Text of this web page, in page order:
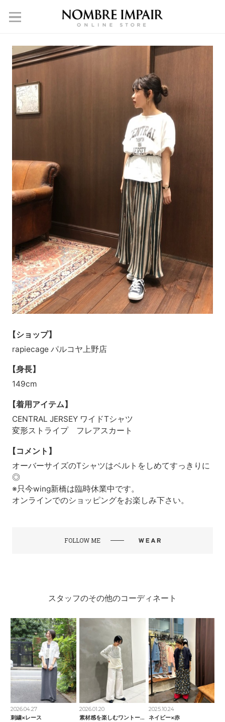
【ショップ】
rapiecage パルコヤ上野店
【身長】
149cm
【着用アイテム】
CENTRAL JERSEY ワイドTシャツ
変形ストライプ フレアスカート
【コメント】
オーバーサイズのTシャツはベルトをしめてすっきりに
◎
※只今wing新橋は臨時休業中です。
オンラインでのショッピングをお楽しみ下さい。
FOLLOW ME
スタッフのその他のコーディネート
2026.04.27
刺繍×レース
2026.01.20
素材感を楽しむワントーンコーデ
2025.10.24
ネイビー×赤